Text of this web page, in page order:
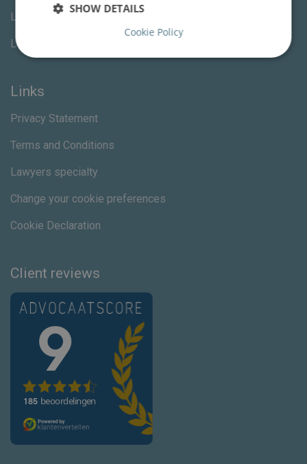
Letselschade advocaat Utrecht
Letselschade advocaat Amsterdam
Links
Privacy Statement
Terms and Conditions
Lawyers specialty
Change your cookie preferences
Cookie Declaration
Client reviews
SHOW DETAILS
Cookie Policy